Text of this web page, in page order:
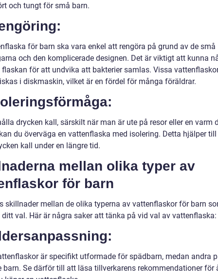
och tungt för små barn.
för barn ska vara enkel att rengöra på grund av de små
och den komplicerade designen. Det är viktigt att kunna
flaskan för att undvika att bakterier samlas. Vissa
i diskmaskin, vilket är en fördel för många föräldrar.
drycken kall, särskilt när man är ute på resor eller en varm
du överväga en vattenflaska med isolering. Detta hjälper
kall under en längre tid.
mellan olika typer av
för barn
skillnader mellan de olika typerna av vattenflaskor för barn
ditt val. Här är några saker att tänka på vid val av vattenflaska:
är specifikt utformade för spädbarn, medan andra
barn. Se därför till att läsa tillverkarens rekommendationer för